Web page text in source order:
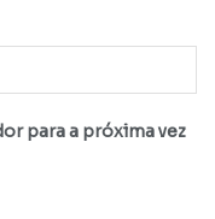
para a próxima vez